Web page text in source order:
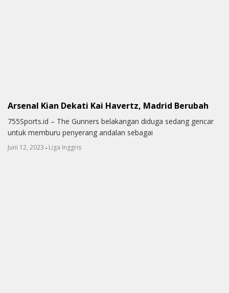
Arsenal Kian Dekati Kai Havertz, Madrid Berubah
755Sports.id – The Gunners belakangan diduga sedang gencar
untuk memburu penyerang andalan sebagai
Juni 12, 2023 - Liga Inggris